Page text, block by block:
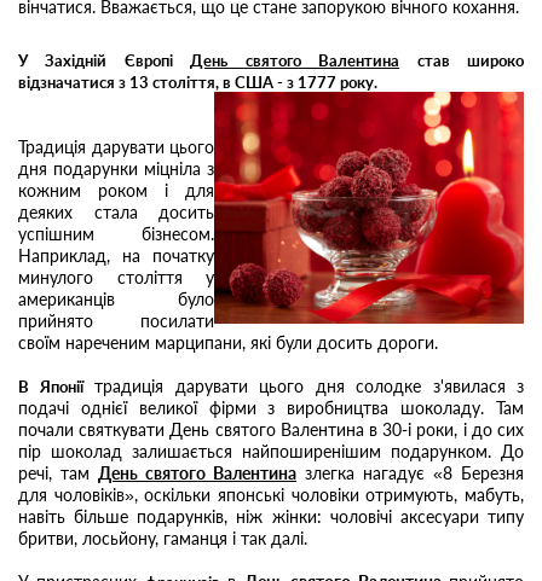
вінчатися. Вважається, що це стане запорукою вічного кохання.
У Західній Європі День святого Валентина став широко
відзначатися з 13 століття, в США - з 1777 року.
Традиція дарувати цього
дня подарунки міцніла з
кожним роком і для
деяких стала досить
успішним бізнесом.
Наприклад, на початку
минулого століття у
американців було
прийнято посилати
своїм нареченим марципани, які були досить дороги.
В Японії традиція дарувати цього дня солодке з'явилася з
подачі однієї великої фірми з виробництва шоколаду. Там
почали святкувати День святого Валентина в 30-і роки, і до сих
пір шоколад залишається найпоширенішим подарунком. До
речі, там День святого Валентина злегка нагадує «8 Березня
для чоловіків», оскільки японські чоловіки отримують, мабуть,
навіть більше подарунків, ніж жінки: чоловічі аксесуари типу
бритви, лосьйону, гаманця і так далі.